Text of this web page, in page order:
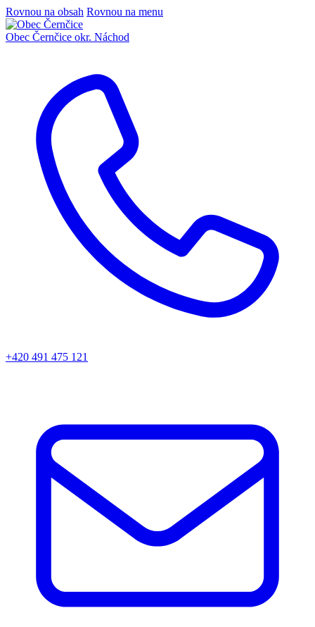
Rovnou na obsah Rovnou na menu
Obec Černčice okr. Náchod
+420 491 475 121